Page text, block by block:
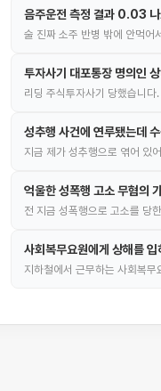
음주운전 측정 결과 0.03
술 진짜 소주 반병 밖에 안먹어
투자사기 대포통장 명의인
리딩 주식투자사기 당했습니
성추행 사건에 연루됐는데
지금 제가 성추행으로 엮어 있
억울한 성폭행 고소 무혐의
전 지금 성폭행으로 고소를 당
사회복무요원에게 상해를
지하철에서 근무하는 사회복